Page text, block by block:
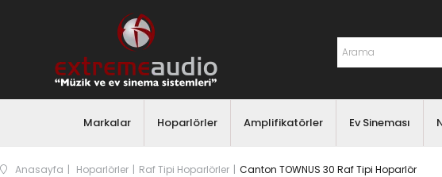
Markalar Hoparlörler Amplifikatörler Ev Sineması
Anasayfa Hoparlörler Raf Tipi Hoparlörler Canton TOWNUS 30 Raf Tipi Hoparlör